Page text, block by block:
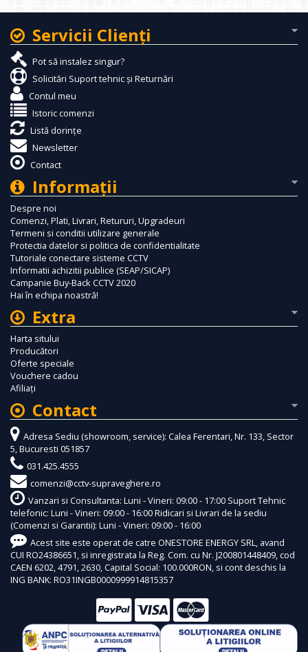
Servicii Clienţi
Pot să instalez singur?
Solicitări Suport tehnic și Returnări
Contul meu
Istoric comenzi
Listă dorințe
Newsletter
Contact
Informaţii
Despre noi
Comenzi, Plati, Livrari, Retururi, Upgradeuri
Termeni si conditii utilizare generale
Protectia datelor si politica de confidentialitate
Tutoriale conectare sisteme CCTV
Informatii achizitii publice (SEAP/SICAP)
Campanie Buy-Back CCTV 2020
Hai în echipa noastră!
Extra
Harta sitului
Producători
Oferte speciale
Vouchere cadou
Afiliaţi
Contact
Adresa Sediu (showroom, service): Calea Ferentari, Nr. 133, Sector
5, Bucuresti 051857
031.425.4555
comenzi@cctv-supraveghere.ro
Vanzari si Consultanta: Luni - Vineri: 09:00 - 17:00 Suport Tehnic
telefonic: Luni - Vineri: 09:00 - 16:00 Ridicari si Livrari de la sediu
(Comenzi si Garantii): Luni - Vineri: 09:00 - 16:00
Acest site este operat de catre ONESTORE ENERGY SRL, avand
CUI RO24386651, si inregistrata la Reg. Com. cu Nr. J200801448409, cod
CAEN 6202, 4791, 2630, Capital Social: 100.000RON, si cont deschis la
ING BANK: RO31INGB0000999914815357